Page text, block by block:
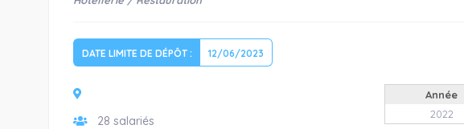
DATE LIMITE DE DÉPÔT : 12/06/2023
28 salariés
Année
2022